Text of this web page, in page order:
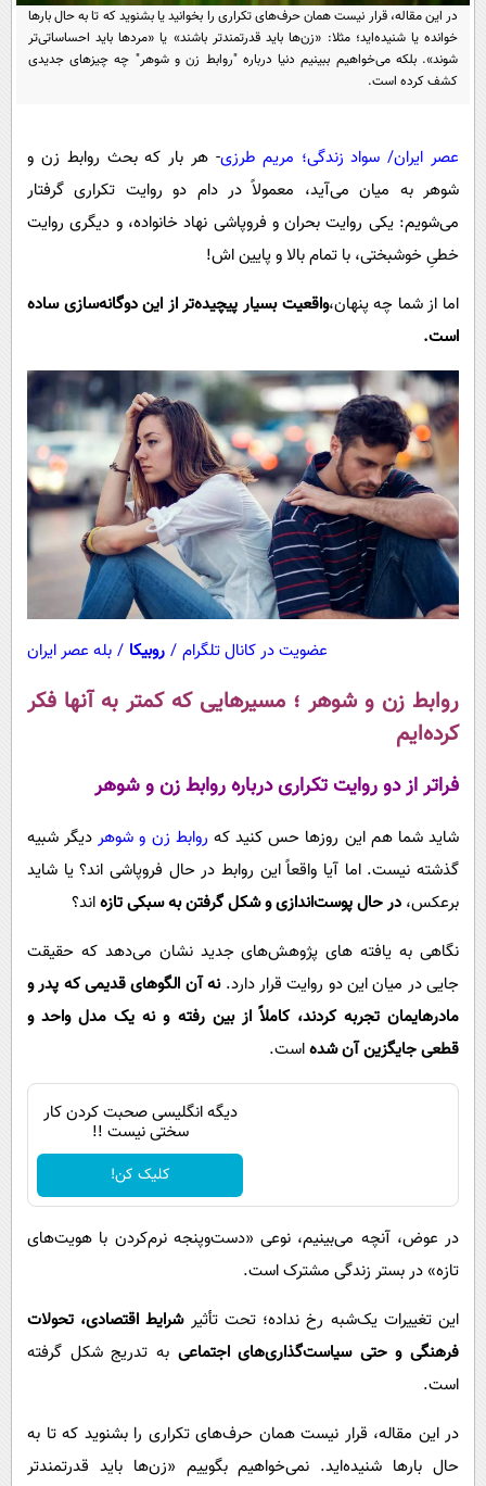
سرگرمی
فناوری
محیط زیست
فرهنگی
حیات وحش
سیاست خارجی
پیامک
روانشناسی
در این مقاله، قرار نیست همان حرف‌های تکراری را بخوانید یا بشنوید که تا به حال بارها
خوانده یا شنیده‌اید؛ مثلا: «زن‌ها باید قدرتمندتر باشند» یا «مردها باید احساساتی‌تر
شوند». بلکه می‌خواهیم ببینیم دنیا درباره "روابط زن و شوهر" چه چیزهای جدیدی
کشف کرده است.
عصر ایران/ سواد زندگی؛ مریم طرزی- هر بار که بحث روابط زن و
شوهر به میان می‌آید، معمولاً در دام دو روایت تکراری گرفتار
می‌شویم: یکی روایت بحران و فروپاشی نهاد خانواده، و دیگری روایت
خطیِ خوشبختی، با تمام بالا و پایین اش!
اما از شما چه پنهان،واقعیت بسیار پیچیده‌تر از این دوگانه‌سازی ساده
است.
عضویت در کانال تلگرام / روبیکا / بله عصر ایران
روابط زن و شوهر ؛ مسیرهایی که کمتر به آنها فکر
کرده‌ایم
فراتر از دو روایت تکراری درباره روابط زن و شوهر
شاید شما هم این روزها حس کنید که روابط زن و شوهردیگر شبیه
گذشته نیست. اما آیا واقعاً این روابط در حال فروپاشی اند؟ یا شاید
برعکس، در حال پوست‌اندازی و شکل گرفتن به سبکی تازهاند؟
نگاهی به یافته های پژوهش‌های جدید نشان می‌دهد که حقیقت
جایی در میان این دو روایت قرار دارد.نه آن الگوهای قدیمی که پدر و
مادرهایمان تجربه کردند، کاملاً از بین رفته و نه یک مدل واحد و
قطعی جایگزین آن شدهاست.
دیگه انگلیسی صحبت کردن کار
سختی نیست !!
کلیک کن!
در عوض، آنچه می‌بینیم، نوعی «دست‌وپنجه نرم‌کردن با هویت‌های
تازه» در بستر زندگی مشترک است.
این تغییرات یک‌شبه رخ نداده؛ تحت تأثیرشرایط اقتصادی، تحولات
فرهنگی و حتی سیاست‌گذاری‌های اجتماعی به تدریج شکل گرفته
است.
در این مقاله، قرار نیست همان حرف‌های تکراری را بشنوید که تا به
حال بارها شنیده‌اید. نمی‌خواهیم بگوییم «زن‌ها باید قدرتمندتر